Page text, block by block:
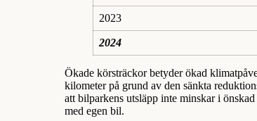
2023
2024
Ökade körsträckor betyder ökad
kilometer på grund av den sänkta
att bilparkens utsläpp inte minskar i
med egen bil.